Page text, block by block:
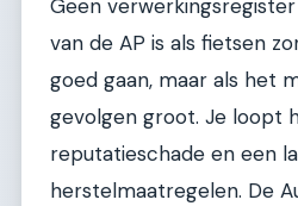
Geen
van de AP is als fietsen
goed gaan, maar als het
gevolgen groot. Je loopt
reputatieschade en een
herstelmaatregelen. De